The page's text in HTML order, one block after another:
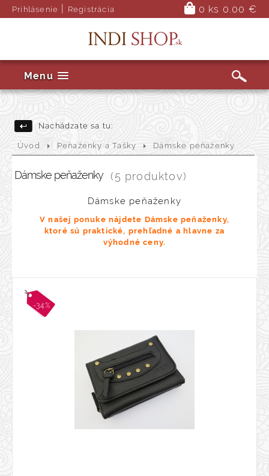
Prihlásenie Registrácia 0 ks 0.00 €
Menu
Nachádzate sa tu:
Úvod Peňaženky a Tašky Dámske peňaženky
Dámske peňaženky(5 produktov)
Dámske peňaženky
V našej ponuke nájdete Dámske peňaženky,
ktoré sú praktické, prehľadné a hlavne za
výhodné ceny.
-34%